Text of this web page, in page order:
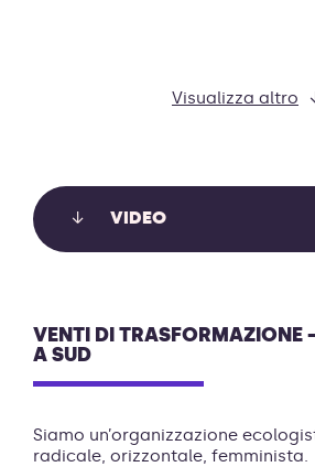
Visualizza altro
VIDEO
VENTI DI TRASFORMAZIONE
A SUD
Siamo un’organizzazione
radicale, orizzontale, femminista.